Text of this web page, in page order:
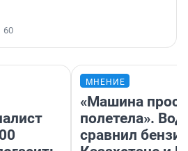
60
МНЕНИЕ
«Машина
полетела».
сравнил